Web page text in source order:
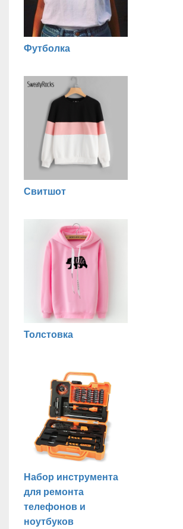
Футболка
Свитшот
Толстовка
Набор инструмента
для ремонта
телефонов и
ноутбуков